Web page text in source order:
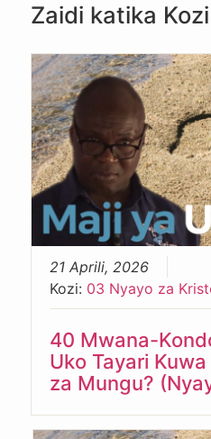
Zaidi katika Kozi
21 Aprili, 2026
Kozi: 03 Nyayo za
40 Mwana-
Uko Tayari
za Mungu?